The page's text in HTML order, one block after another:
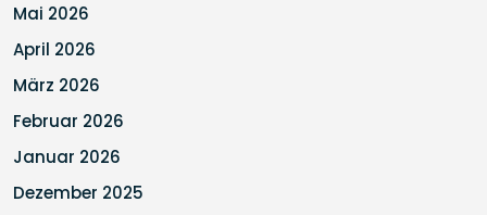
Mai 2026
April 2026
März 2026
Februar 2026
Januar 2026
Dezember 2025